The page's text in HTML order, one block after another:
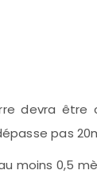
être
pas
moins 0,5